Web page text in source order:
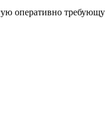
оперативно